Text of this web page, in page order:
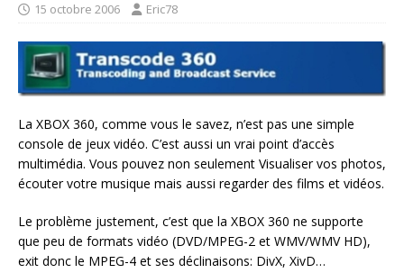
15 octobre 2006 Eric78
La XBOX 360, comme vous le savez, n’est pas une simple
console de jeux vidéo. C’est aussi un vrai point d’accès
multimédia. Vous pouvez non seulement Visualiser vos photos,
écouter votre musique mais aussi regarder des films et vidéos.
Le problème justement, c’est que la XBOX 360 ne supporte
que peu de formats vidéo (DVD/MPEG-2 et WMV/WMV HD),
exit donc le MPEG-4 et ses déclinaisons: DivX, XivD…